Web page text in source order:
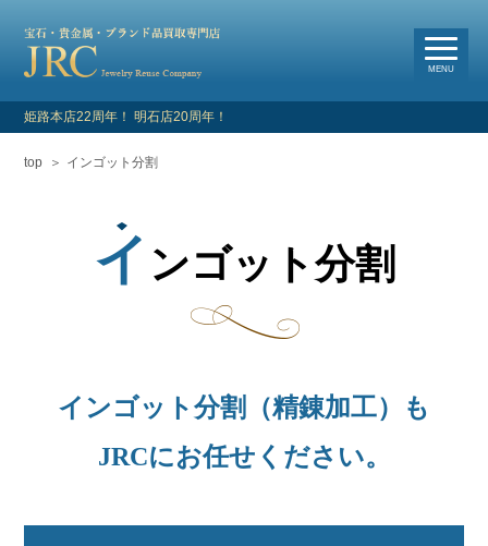
MENU
選べる買取・査定方法
新着情報
よくあるご質問
買取対象品目
店舗情報・アクセス
姫路本店22周年！ 明石店20周年！
top インゴット分割
イ ンゴット分割
インゴット分割（精錬加工）も
JRCにお任せください。